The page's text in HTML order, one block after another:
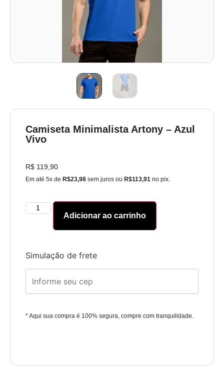
Camiseta Minimalista Artony – Azul
Vivo
R$ 119,90
Em até 5x de R$23,98 sem juros ou R$113,91 no pix.
Adicionar ao carrinho
Simulação de frete
* Aqui sua compra é 100% segura, compre com tranquilidade.